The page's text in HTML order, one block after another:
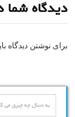
دیدگاه شما
برای نوشتن دیدگاه